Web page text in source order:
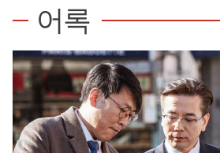
어록